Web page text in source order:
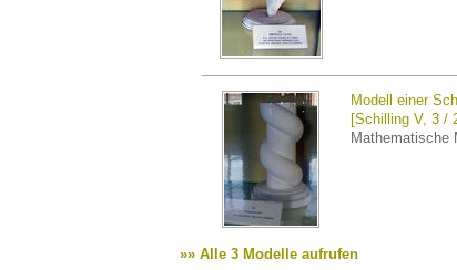
Modell einer
[Schilling V, 3 /
Mathematische
»» Alle 3 Modelle aufrufen